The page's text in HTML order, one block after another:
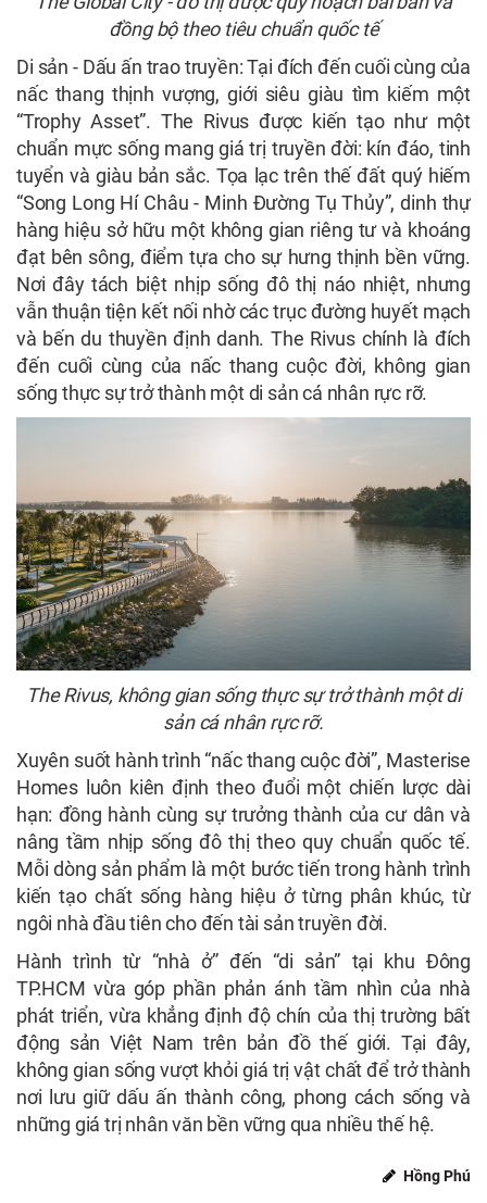
đồng bộ theo tiêu chuẩn quốc tế
Di sản - Dấu ấn trao truyền: Tại đích đến cuối cùng của
nấc thang thịnh vượng, giới siêu giàu tìm kiếm một
“Trophy Asset”. The Rivus được kiến tạo như một
chuẩn mực sống mang giá trị truyền đời: kín đáo, tinh
tuyển và giàu bản sắc. Tọa lạc trên thế đất quý hiếm
“Song Long Hí Châu - Minh Đường Tụ Thủy”, dinh thự
hàng hiệu sở hữu một không gian riêng tư và khoáng
đạt bên sông, điểm tựa cho sự hưng thịnh bền vững.
Nơi đây tách biệt nhịp sống đô thị náo nhiệt, nhưng
vẫn thuận tiện kết nối nhờ các trục đường huyết mạch
và bến du thuyền định danh. The Rivus chính là đích
đến cuối cùng của nấc thang cuộc đời, không gian
sống thực sự trở thành một di sản cá nhân rực rỡ.
The Rivus, không gian sống thực sự trở thành một di
sản cá nhân rực rỡ.
Xuyên suốt hành trình “nấc thang cuộc đời”, Masterise
Homes luôn kiên định theo đuổi một chiến lược dài
hạn: đồng hành cùng sự trưởng thành của cư dân và
nâng tầm nhịp sống đô thị theo quy chuẩn quốc tế.
Mỗi dòng sản phẩm là một bước tiến trong hành trình
kiến tạo chất sống hàng hiệu ở từng phân khúc, từ
ngôi nhà đầu tiên cho đến tài sản truyền đời.
Hành trình từ “nhà ở” đến “di sản” tại khu Đông
TP.HCM vừa góp phần phản ánh tầm nhìn của nhà
phát triển, vừa khẳng định độ chín của thị trường bất
động sản Việt Nam trên bản đồ thế giới. Tại đây,
không gian sống vượt khỏi giá trị vật chất để trở thành
nơi lưu giữ dấu ấn thành công, phong cách sống và
những giá trị nhân văn bền vững qua nhiều thế hệ.
Hồng Phú